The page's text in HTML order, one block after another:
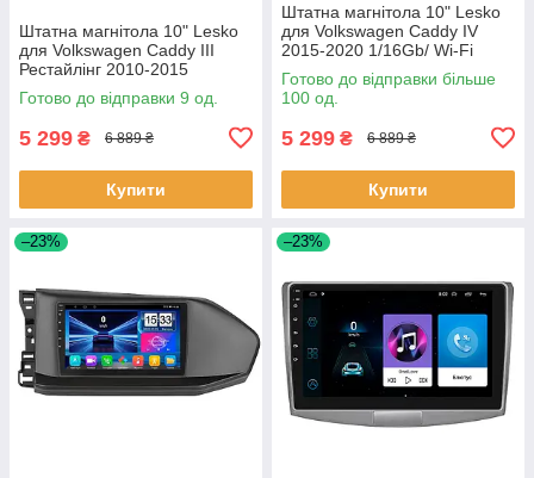
Штатна магнітола 10" Lesko
для Volkswagen Caddy III
Рестайлінг 2010-2015
1/16Gb/ Wi-Fi GPS Optima
Вольксв 9 шт.
Готово до відправки 9 од.
5 299 ₴ 6 889 ₴
Купити
Штатна магнітола 10" Lesko
для Volkswagen Caddy IV
2015-2020 1/16Gb/ Wi-Fi
Optima Вольксваген шт.
Готово до відправки більше
100 од.
5 299 ₴ 6 889 ₴
Купити
–23% –23%